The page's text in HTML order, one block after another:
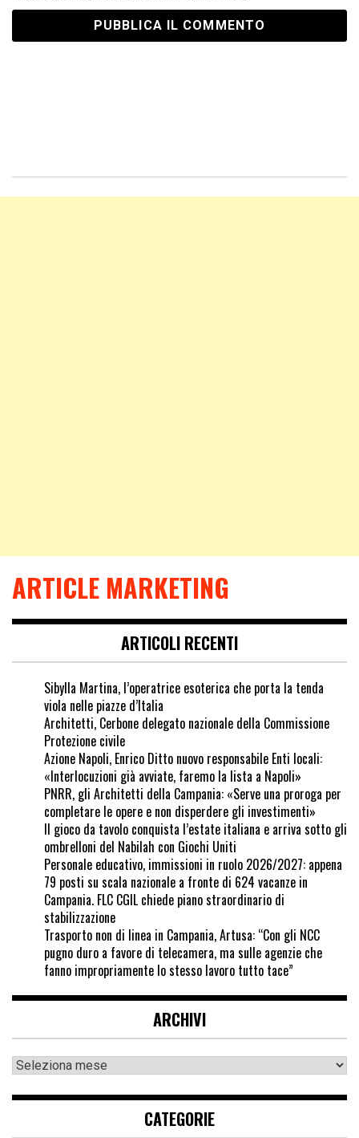
ARTICLE MARKETING
ARTICOLI RECENTI
Sibylla Martina, l’operatrice esoterica che porta la tenda
viola nelle piazze d’Italia
Architetti, Cerbone delegato nazionale della Commissione
Protezione civile
Azione Napoli, Enrico Ditto nuovo responsabile Enti locali:
«Interlocuzioni già avviate, faremo la lista a Napoli»
PNRR, gli Architetti della Campania: «Serve una proroga per
completare le opere e non disperdere gli investimenti»
Il gioco da tavolo conquista l’estate italiana e arriva sotto gli
ombrelloni del Nabilah con Giochi Uniti
Personale educativo, immissioni in ruolo 2026/2027: appena
79 posti su scala nazionale a fronte di 624 vacanze in
Campania. FLC CGIL chiede piano straordinario di
stabilizzazione
Trasporto non di linea in Campania, Artusa: “Con gli NCC
pugno duro a favore di telecamera, ma sulle agenzie che
fanno impropriamente lo stesso lavoro tutto tace”
ARCHIVI
CATEGORIE